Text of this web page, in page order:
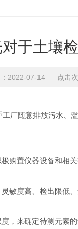
于土壤
：2022-07-14 点击次
随意排放污水、
置仪器设备和相关
度高、检出限低、
来确定待测元素的